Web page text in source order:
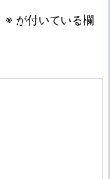
※ が付いている欄